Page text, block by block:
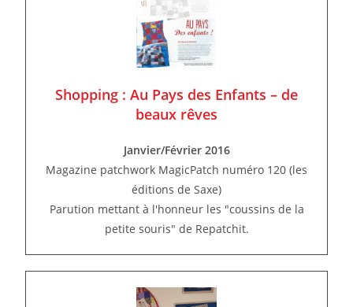
Shopping : Au Pays des Enfants – de
beaux rêves
Janvier/Février 2016
Magazine patchwork MagicPatch numéro 120 (les
éditions de Saxe)
Parution mettant à l'honneur les "coussins de la
petite souris" de Repatchit.